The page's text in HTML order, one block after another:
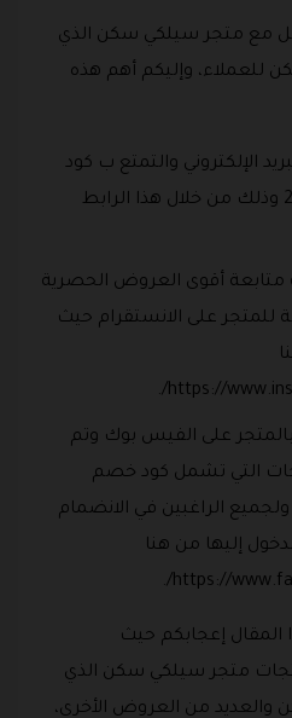
مع متجر سيلكي سكن الذي
للعملاء، وإليكم أهم هذه
الإلكتروني والتمتع ب كود
متابعة أقوى العروض الحصرية
على الانستقرام حيث
https://
على الفيس بوك وتم
التي تشمل كود خصم
الراغبين في الانضمام
إليها من هنا
https://
المقال إعجابكم حيث
متجر سيلكي سكن الذي
من العروض الأخرى،